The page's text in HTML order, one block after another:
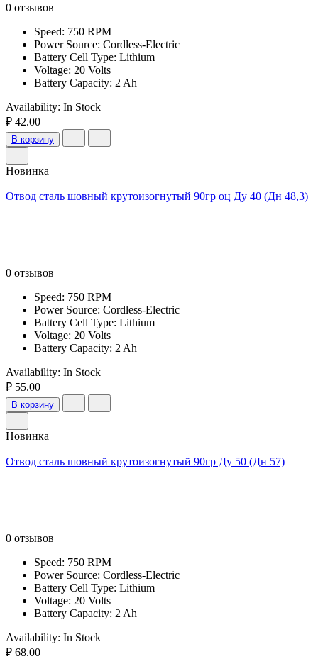
0 отзывов
Speed: 750 RPM
Power Source: Cordless-Electric
Battery Cell Type: Lithium
Voltage: 20 Volts
Battery Capacity: 2 Ah
Availability: In Stock
₽ 42.00
В корзину
Новинка
Отвод сталь шовный крутоизогнутый 90гр оц Ду 40 (Дн 48,3)
0 отзывов
Speed: 750 RPM
Power Source: Cordless-Electric
Battery Cell Type: Lithium
Voltage: 20 Volts
Battery Capacity: 2 Ah
Availability: In Stock
₽ 55.00
В корзину
Новинка
Отвод сталь шовный крутоизогнутый 90гр Ду 50 (Дн 57)
0 отзывов
Speed: 750 RPM
Power Source: Cordless-Electric
Battery Cell Type: Lithium
Voltage: 20 Volts
Battery Capacity: 2 Ah
Availability: In Stock
₽ 68.00